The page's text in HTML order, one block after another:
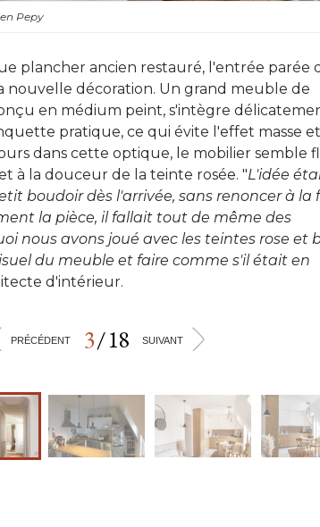
Pepy
plancher ancien restauré, l'entrée parée
nouvelle décoration. Un grand meuble de
en médium peint, s'intègre
pratique, ce qui évite l'effet masse et
dans cette optique, le mobilier semble
à la douceur de la teinte rosée. "L'idée
boudoir dès l'arrivée, sans renoncer à la
la pièce, il fallait tout de même des
nous avons joué avec les teintes rose et
du meuble et faire comme s'il était en
d'intérieur.
<PRÉCÉDENT 3/18 SUIVANT >